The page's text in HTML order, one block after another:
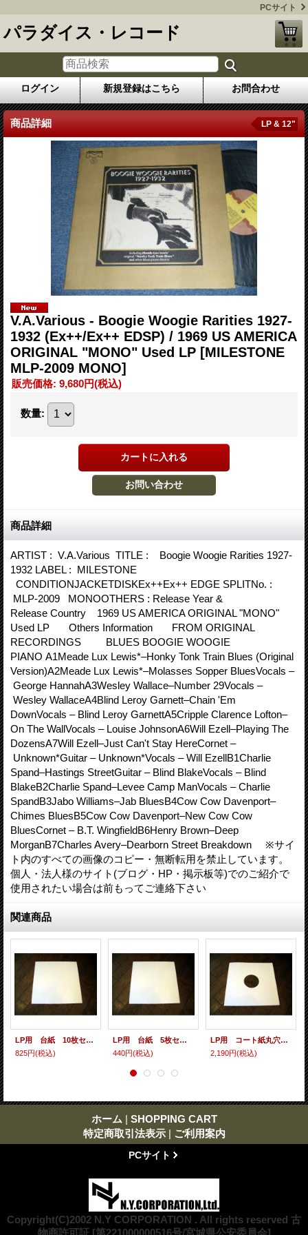
PCサイト
パラダイス・レコード
ログイン 新規登録はこちら お問合わせ
商品詳細 LP & 12"
V.A.Various - Boogie Woogie Rarities 1927-
1932 (Ex++/Ex++ EDSP) / 1969 US AMERICA
ORIGINAL "MONO" Used LP [MILESTONE
MLP-2009 MONO]
販売価格: 9,680円(税込)
数量:
商品詳細
ARTIST : V.A.Various TITLE : Boogie Woogie Rarities 1927-
1932 LABEL : MILESTONE
CONDITIONJACKETDISKEx++Ex++ EDGE SPLITNo. :
MLP-2009 MONOOTHERS : Release Year &
Release Country 1969 US AMERICA ORIGINAL "MONO"
Used LP Others Information FROM ORIGINAL
RECORDINGS BLUES BOOGIE WOOGIE
PIANO A1Meade Lux Lewis*–Honky Tonk Train Blues (Original
Version)A2Meade Lux Lewis*–Molasses Sopper BluesVocals –
George HannahA3Wesley Wallace–Number 29Vocals –
Wesley WallaceA4Blind Leroy Garnett–Chain 'Em
DownVocals – Blind Leroy GarnettA5Cripple Clarence Lofton–
On The WallVocals – Louise JohnsonA6Will Ezell–Playing The
DozensA7Will Ezell–Just Can't Stay HereCornet –
Unknown*Guitar – Unknown*Vocals – Will EzellB1Charlie
Spand–Hastings StreetGuitar – Blind BlakeVocals – Blind
BlakeB2Charlie Spand–Levee Camp ManVocals – Charlie
SpandB3Jabo Williams–Jab BluesB4Cow Cow Davenport–
Chimes BluesB5Cow Cow Davenport–New Cow Cow
BluesCornet – B.T. WingfieldB6Henry Brown–Deep
MorganB7Charles Avery–Dearborn Street Breakdown ※サイ
ト内のすべての画像のコピー・無断転用を禁止しています。
個人・法人様のサイト(ブログ・HP・掲示板等)でのご紹介で
使用されたい場合は前もってご連絡下さい
関連商品
LP用 台紙 10枚セット
825円(税込)
LP用 台紙 5枚セット
440円(税込)
LP用 コート紙丸穴ジャケ 10枚セット
2,190円(税込)
ホーム | SHOPPING CART
特定商取引法表示 | ご利用案内
PCサイト
Copyright(C)2002 N.Y CORPORATION . All rights reserved 古
物商許可証 [第221000000516号/宮城県公安委員会]